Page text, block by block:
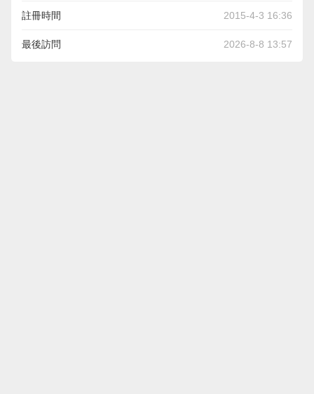
註冊時間 2015-4-3 16:36
最後訪問 2026-8-8 13:57